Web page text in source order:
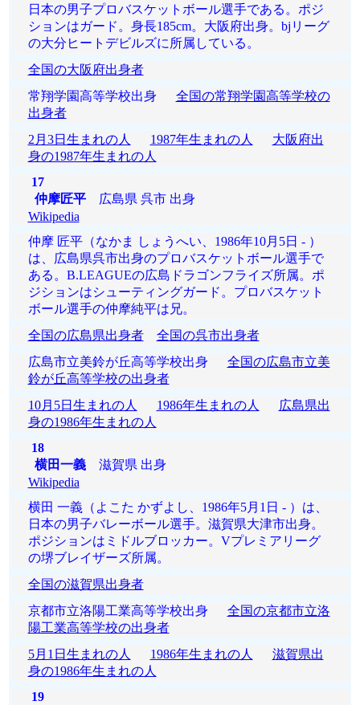
日本の男子プロバスケットボール選手である。ポジ
ションはガード。身長185cm。大阪府出身。bjリーグ
の大分ヒートデビルズに所属している。
全国の大阪府出身者
常翔学園高等学校出身 全国の常翔学園高等学校の
出身者
2月3日生まれの人
1987年生まれの人
大阪府出
身の1987年生まれの人
17
仲摩匠平広島県 呉市 出身
Wikipedia
仲摩 匠平（なかま しょうへい、1986年10月5日 - ）
は、広島県呉市出身のプロバスケットボール選手で
ある。B.LEAGUEの広島ドラゴンフライズ所属。ポ
ジションはシューティングガード。プロバスケット
ボール選手の仲摩純平は兄。
全国の広島県出身者
全国の呉市出身者
広島市立美鈴が丘高等学校出身 全国の広島市立美
鈴が丘高等学校の出身者
10月5日生まれの人
1986年生まれの人
広島県出
身の1986年生まれの人
18
横田一義滋賀県 出身
Wikipedia
横田 一義（よこた かずよし、1986年5月1日 - ）は、
日本の男子バレーボール選手。滋賀県大津市出身。
ポジションはミドルブロッカー。Vプレミアリーグ
の堺ブレイザーズ所属。
全国の滋賀県出身者
京都市立洛陽工業高等学校出身 全国の京都市立洛
陽工業高等学校の出身者
5月1日生まれの人
1986年生まれの人
滋賀県出
身の1986年生まれの人
19